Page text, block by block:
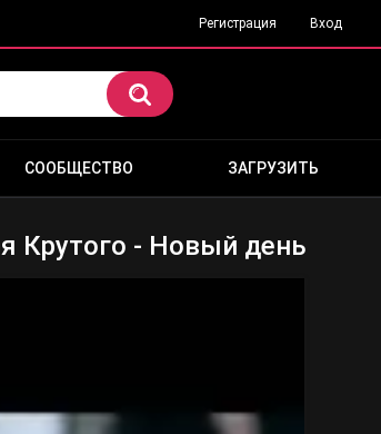
Регистрация Вход
СООБЩЕСТВО ЗАГРУЗИТЬ
Крутого - Новый день